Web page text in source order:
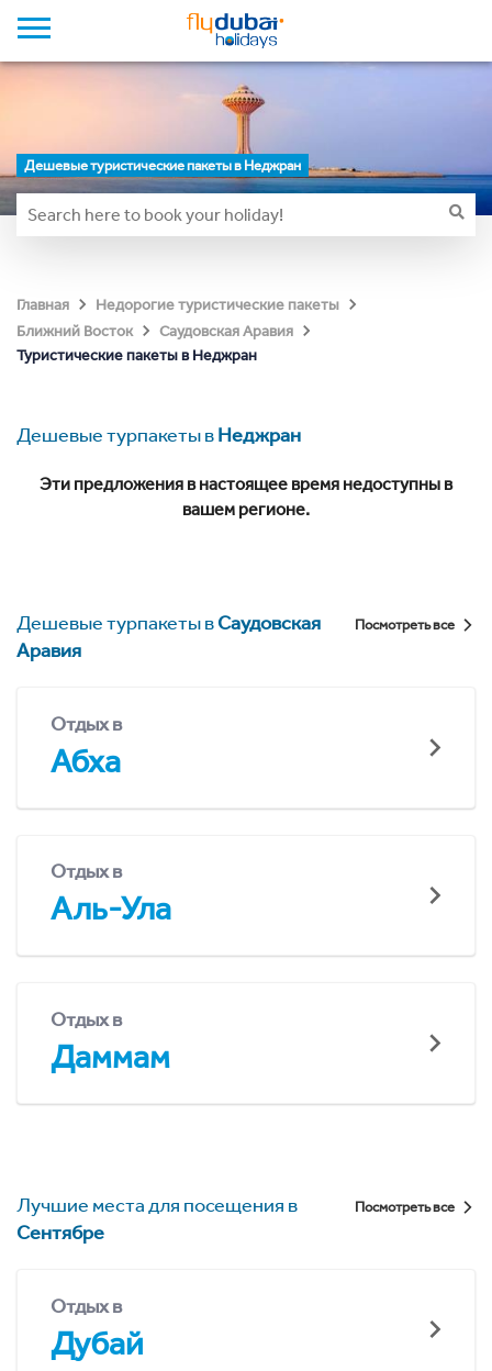
Дешевые туристические пакеты в Неджран
Главная
Недорогие туристические пакеты
Ближний Восток
Саудовская Аравия
Туристические пакеты в Неджран
Дешевые турпакеты вНеджран
Эти предложения в настоящее время недоступны в
вашем регионе.
Дешевые турпакеты вСаудовская
Аравия
Посмотреть все
Отдых в
Абха
Отдых в
Аль-Ула
Отдых в
Даммам
Лучшие места для посещения в
Сентябре
Посмотреть все
Отдых в
Дубай